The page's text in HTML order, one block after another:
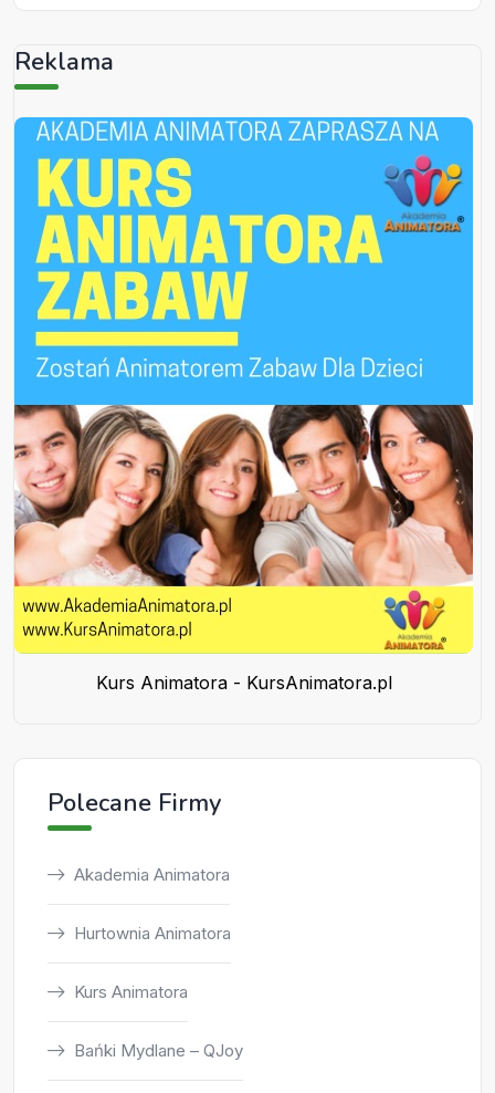
Reklama
Kurs Animatora - KursAnimatora.pl
Polecane Firmy
Akademia Animatora
Hurtownia Animatora
Kurs Animatora
Bańki Mydlane – QJoy